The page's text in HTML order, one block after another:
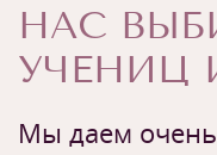
НАС
УЧЕНИЦ
Мы даем